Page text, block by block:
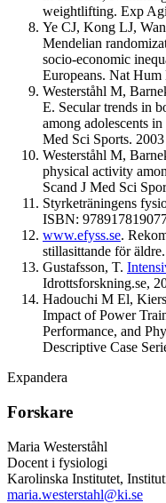
weightlifting. Exp
Ye CJ, Kong LJ,
Mendelian
socio-economic
Europeans. Nat
Westerståhl M,
E. Secular trends in
among adolescents
Med Sci Sports.
Westerståhl M,
physical activity
Scand J Med Sci
Styrketräningens
ISBN:
www.efyss.se.
stillasittande för äldre.
Gustafsson, T.
Idrottsforskning.se,
Hadouchi M El,
Impact of Power
Performance, and
Descriptive Case
Expandera
Forskare
Maria Westerståhl
Docent i fysiologi
Karolinska Institutet,
maria.westerstahl@ki.se